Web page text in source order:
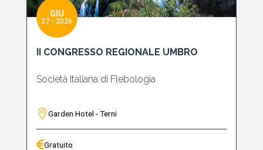
GIU
27 - 2026
II CONGRESSO REGIONALE UMBRO
Società Italiana di Flebologia
Garden Hotel - Terni
Gratuito